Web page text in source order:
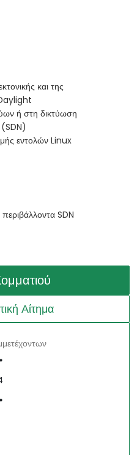
και της
ή στη δικτύωση
(SDN)
εντολών Linux
περιβάλλοντα SDN
Αίτημα